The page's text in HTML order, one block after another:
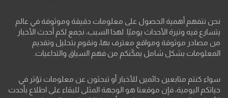
نحن نتفهم أهمية الحصول على معلومات دقيقة وموثوقة في عالم
يتسارع فيه وتيرة الأحداث يوميًا. لهذا السبب، نجمع لكم أحدث الأخبار
من مصادر موثوقة ومواقع معترف بها، ونقوم بتحليل وتقديم
المعلومات بشكل شامل يمكّنكم من فهم السياق والتداعيات.
سواء كنتم متابعين دائمين للأخبار أو تبحثون عن معلومات تؤثر في
حياتكم اليومية، فإن موقعنا هو الوجهة المثلى للبقاء على اطلاع بأحدث